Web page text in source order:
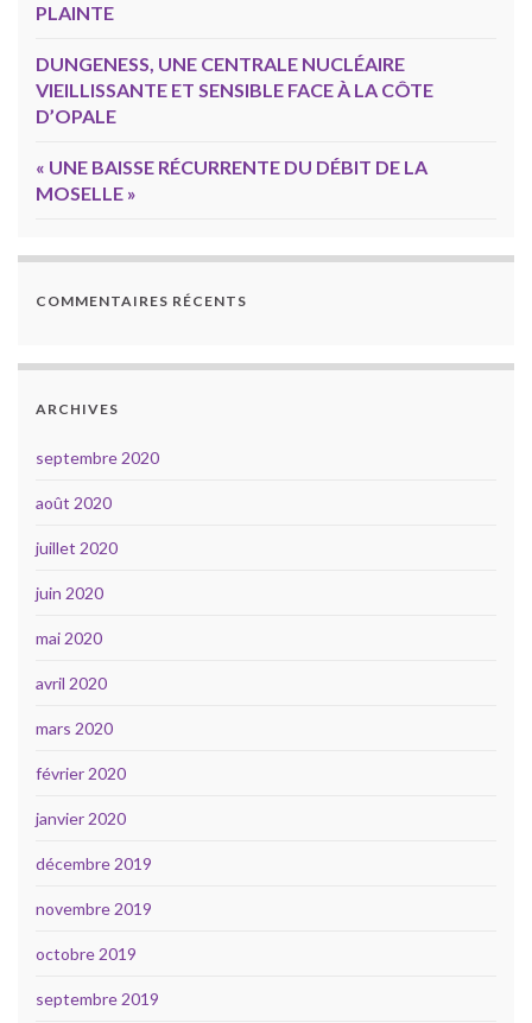
PLAINTE
DUNGENESS, UNE CENTRALE NUCLÉAIRE
VIEILLISSANTE ET SENSIBLE FACE À LA CÔTE
D’OPALE
« UNE BAISSE RÉCURRENTE DU DÉBIT DE LA
MOSELLE »
COMMENTAIRES RÉCENTS
ARCHIVES
septembre 2020
août 2020
juillet 2020
juin 2020
mai 2020
avril 2020
mars 2020
février 2020
janvier 2020
décembre 2019
novembre 2019
octobre 2019
septembre 2019